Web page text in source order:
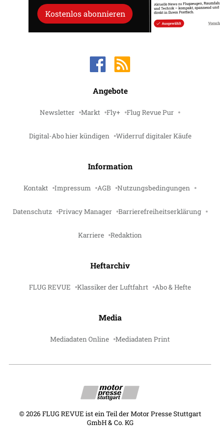
Kostenlos abonnieren
Angebote
Newsletter Markt Fly+ Flug Revue Pur
Digital-Abo hier kündigen Widerruf digitaler Käufe
Information
Kontakt Impressum AGB Nutzungsbedingungen
Datenschutz Privacy Manager Barrierefreiheitserklärung
Karriere Redaktion
Heftarchiv
FLUG REVUE Klassiker der Luftfahrt Abo & Hefte
Media
Mediadaten Online Mediadaten Print
© 2026 FLUG REVUE ist ein Teil der Motor Presse Stuttgart
GmbH & Co. KG